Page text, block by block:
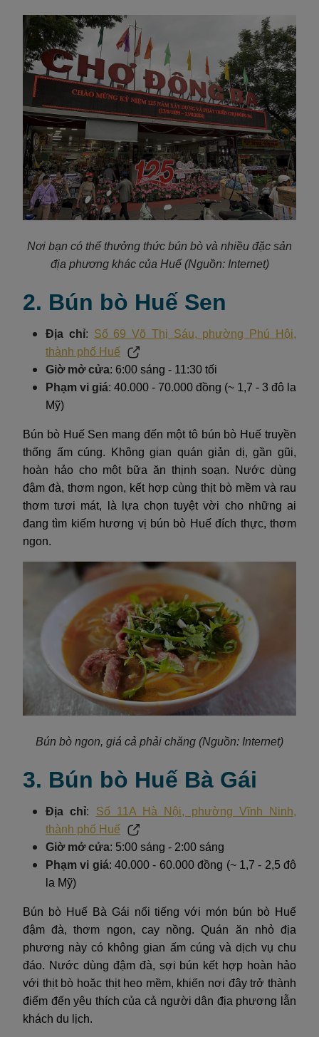
Nơi bạn có thể thưởng thức bún bò và nhiều đặc sản
địa phương khác của Huế (Nguồn: Internet)
2. Bún bò Huế Sen
Địa chỉ: Số 69 Võ Thị Sáu, phường Phú Hội,
thành phố Huế
Giờ mở cửa: 6:00 sáng - 11:30 tối
Phạm vi giá: 40.000 - 70.000 đồng (~ 1,7 - 3 đô la
Mỹ)
Bún bò Huế Sen mang đến một tô bún bò Huế truyền
thống ấm cúng. Không gian quán giản dị, gần gũi,
hoàn hảo cho một bữa ăn thịnh soạn. Nước dùng
đậm đà, thơm ngon, kết hợp cùng thịt bò mềm và rau
thơm tươi mát, là lựa chọn tuyệt vời cho những ai
đang tìm kiếm hương vị bún bò Huế đích thực, thơm
ngon.
Bún bò ngon, giá cả phải chăng (Nguồn: Internet)
3. Bún bò Huế Bà Gái
Địa chỉ: Số 11A Hà Nội, phường Vĩnh Ninh,
thành phố Huế
Giờ mở cửa: 5:00 sáng - 2:00 sáng
Phạm vi giá: 40.000 - 60.000 đồng (~ 1,7 - 2,5 đô
la Mỹ)
Bún bò Huế Bà Gái nổi tiếng với món bún bò Huế
đậm đà, thơm ngon, cay nồng. Quán ăn nhỏ địa
phương này có không gian ấm cúng và dịch vụ chu
đáo. Nước dùng đậm đà, sợi bún kết hợp hoàn hảo
với thịt bò hoặc thịt heo mềm, khiến nơi đây trở thành
điểm đến yêu thích của cả người dân địa phương lẫn
khách du lịch.